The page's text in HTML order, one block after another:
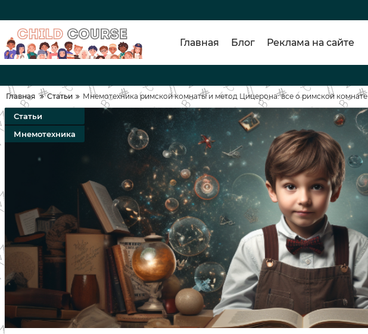
Главная Блог Реклама на сайте
Главная Статьи Мнемотехника римской комнаты и метод Цицерона: все о римской комнате
Статьи
Мнемотехника